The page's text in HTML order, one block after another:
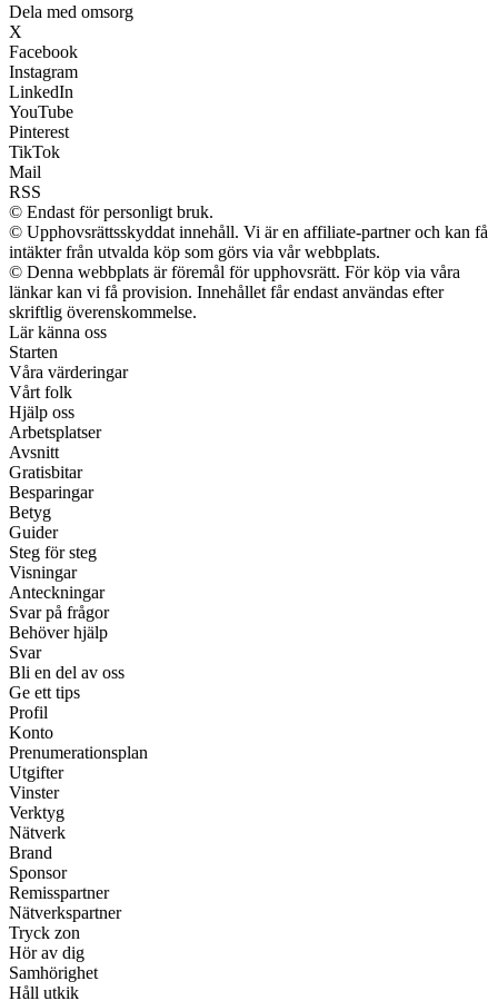
Dela med omsorg
X
Facebook
Instagram
LinkedIn
YouTube
Pinterest
TikTok
Mail
RSS
© Endast för personligt bruk.
© Upphovsrättsskyddat innehåll. Vi är en affiliate-partner och kan få
intäkter från utvalda köp som görs via vår webbplats.
© Denna webbplats är föremål för upphovsrätt. För köp via våra
länkar kan vi få provision. Innehållet får endast användas efter
skriftlig överenskommelse.
Lär känna oss
Starten
Våra värderingar
Vårt folk
Hjälp oss
Arbetsplatser
Avsnitt
Gratisbitar
Besparingar
Betyg
Guider
Steg för steg
Visningar
Anteckningar
Svar på frågor
Behöver hjälp
Svar
Bli en del av oss
Ge ett tips
Profil
Konto
Prenumerationsplan
Utgifter
Vinster
Verktyg
Nätverk
Brand
Sponsor
Remisspartner
Nätverkspartner
Tryck zon
Hör av dig
Samhörighet
Håll utkik